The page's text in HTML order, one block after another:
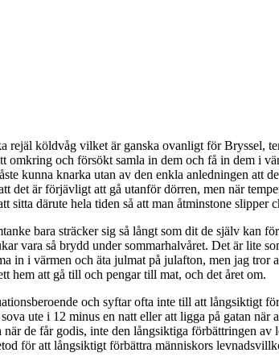
rejäl köldvåg vilket är ganska ovanligt för Bryssel,
omkring och försökt samla in dem och få in dem i
kunna knarka utan av den enkla anledningen att
det är förjävligt att gå utanför dörren, men när
därute hela tiden så att man åtminstone slipper
bara sträcker sig så långt som dit de själv kan
vara så brydd under sommarhalvåret. Det är lite
in i värmen och äta julmat på julafton, men jag
hem att gå till och pengar till mat, och det året om.
och syftar ofta inte till att långsiktigt
ute i 12 minus en natt eller att ligga på gatan
de får godis, inte den långsiktiga förbättringen
för att långsiktigt förbättra människors